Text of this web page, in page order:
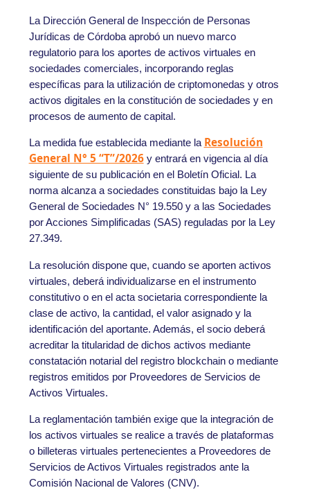
La Dirección General de Inspección de Personas
Jurídicas de Córdoba aprobó un nuevo marco
regulatorio para los aportes de activos virtuales en
sociedades comerciales, incorporando reglas
específicas para la utilización de criptomonedas y otros
activos digitales en la constitución de sociedades y en
procesos de aumento de capital.
La medida fue establecida mediante la Resolución
General N° 5 “T”/2026y entrará en vigencia al día
siguiente de su publicación en el Boletín Oficial. La
norma alcanza a sociedades constituidas bajo la Ley
General de Sociedades N° 19.550 y a las Sociedades
por Acciones Simplificadas (SAS) reguladas por la Ley
27.349.
La resolución dispone que, cuando se aporten activos
virtuales, deberá individualizarse en el instrumento
constitutivo o en el acta societaria correspondiente la
clase de activo, la cantidad, el valor asignado y la
identificación del aportante. Además, el socio deberá
acreditar la titularidad de dichos activos mediante
constatación notarial del registro blockchain o mediante
registros emitidos por Proveedores de Servicios de
Activos Virtuales.
La reglamentación también exige que la integración de
los activos virtuales se realice a través de plataformas
o billeteras virtuales pertenecientes a Proveedores de
Servicios de Activos Virtuales registrados ante la
Comisión Nacional de Valores (CNV).